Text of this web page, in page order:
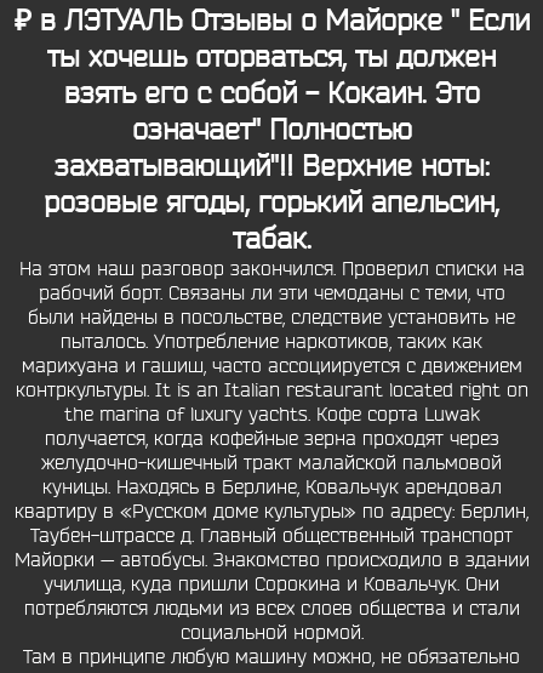
₽ в ЛЭТУАЛЬ Отзывы о Майорке " Если
ты хочешь оторваться, ты должен
взять его с собой - Кокаин. Это
означает" Полностью
захватывающий"!! Верхние ноты:
розовые ягоды, горький апельсин,
табак.
На этом наш разговор закончился. Проверил списки на
рабочий борт. Связаны ли эти чемоданы с теми, что
были найдены в посольстве, следствие установить не
пыталось. Употребление наркотиков, таких как
марихуана и гашиш, часто ассоциируется с движением
контркультуры. It is an Italian restaurant located right on
the marina of luxury yachts. Кофе сорта Luwak
получается, когда кофейные зерна проходят через
желудочно-кишечный тракт малайской пальмовой
куницы. Находясь в Берлине, Ковальчук арендовал
квартиру в «Русском доме культуры» по адресу: Берлин,
Таубен-штрассе д. Главный общественный транспорт
Майорки — автобусы. Знакомство происходило в здании
училища, куда пришли Сорокина и Ковальчук. Они
потребляются людьми из всех слоев общества и стали
социальной нормой.
Там в принципе любую машину можно, не обязательно